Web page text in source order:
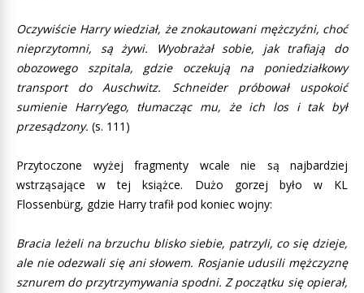
Oczywiście Harry wiedział, że znokautowani mężczyźni, choć
nieprzytomni, są żywi. Wyobrażał sobie, jak trafiają do
obozowego szpitala, gdzie oczekują na poniedziałkowy
transport do Auschwitz. Schneider próbował uspokoić
sumienie Harry’ego, tłumacząc mu, że ich los i tak był
przesądzony. (s. 111)
Przytoczone wyżej fragmenty wcale nie są najbardziej
wstrząsające w tej książce. Dużo gorzej było w KL
Flossenbürg, gdzie Harry trafił pod koniec wojny:
Bracia leżeli na brzuchu blisko siebie, patrzyli, co się dzieje,
ale nie odezwali się ani słowem. Rosjanie udusili mężczyznę
sznurem do przytrzymywania spodni. Z początku się opierał,